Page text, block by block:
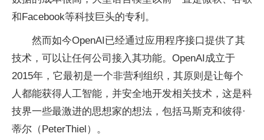
和Facebook等科技巨头的专利。
然而如今OpenAI已经通过应用程序接口提供了其
技术，可以让任何公司接入其功能。OpenAI成立于
2015年，它最初是一个非营利组织，其原则是让每个
人都能获得人工智能，并安全地开发相关技术，这是科
技界一些最激进的思想家的想法，包括马斯克和彼得·
蒂尔（PeterThiel）。